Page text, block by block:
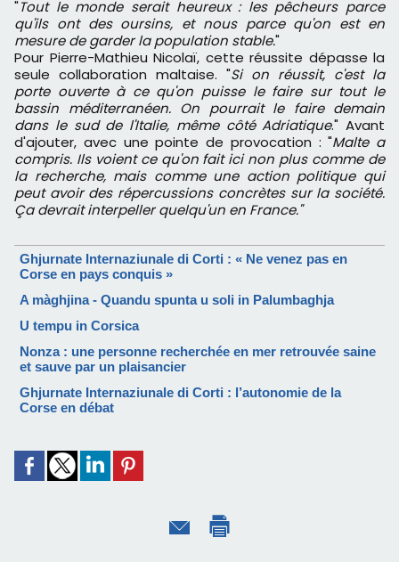
"Tout le monde serait heureux : les pêcheurs parce
qu'ils ont des oursins, et nous parce qu'on est en
mesure de garder la population stable."
Pour Pierre-Mathieu Nicolaï, cette réussite dépasse la
seule collaboration maltaise. "Si on réussit, c'est la
porte ouverte à ce qu'on puisse le faire sur tout le
bassin méditerranéen. On pourrait le faire demain
dans le sud de l'Italie, même côté Adriatique." Avant
d'ajouter, avec une pointe de provocation : "Malte a
compris. Ils voient ce qu'on fait ici non plus comme de
la recherche, mais comme une action politique qui
peut avoir des répercussions concrètes sur la société.
Ça devrait interpeller quelqu'un en France."
Ghjurnate Internaziunale di Corti : « Ne venez pas en
Corse en pays conquis »
A màghjina - Quandu spunta u soli in Palumbaghja
U tempu in Corsica
Nonza : une personne recherchée en mer retrouvée saine
et sauve par un plaisancier
Ghjurnate Internaziunale di Corti : l’autonomie de la
Corse en débat